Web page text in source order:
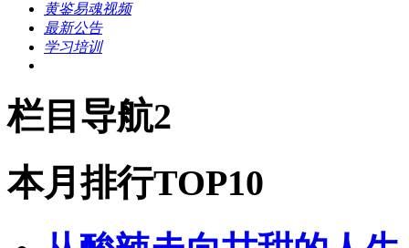
黄鉴易魂视频
最新公告
学习培训
栏目导航2
本月排行TOP10